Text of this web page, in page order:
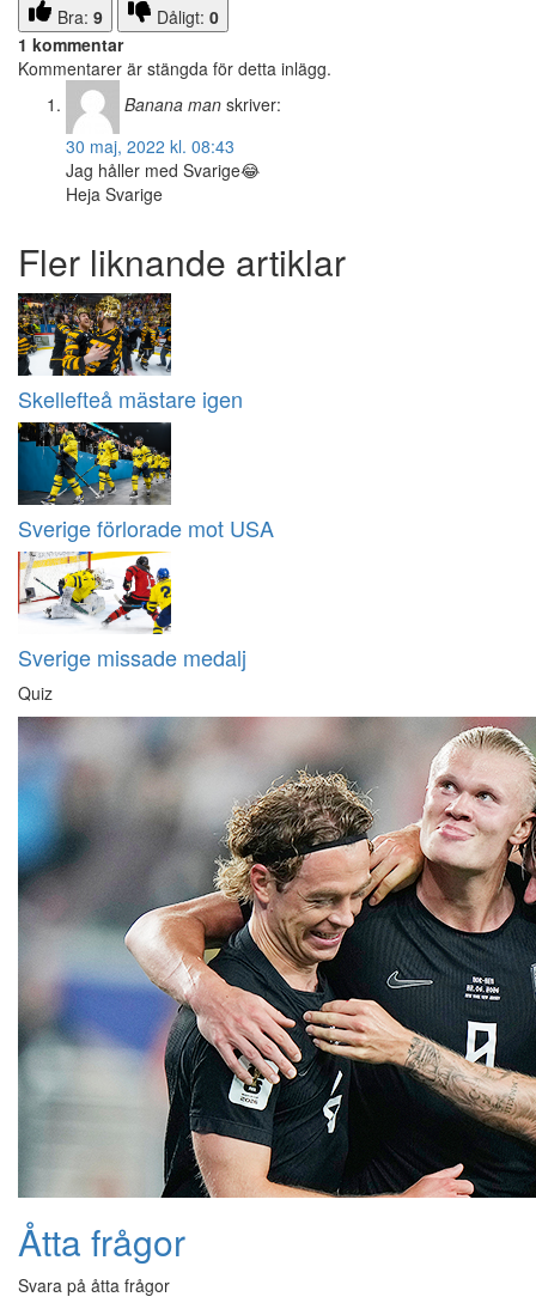
Bra: 9 Dåligt: 0
1 kommentar
Kommentarer är stängda för detta inlägg.
Banana man skriver:
30 maj, 2022 kl. 08:43
Jag håller med Svarige😂
Heja Svarige
Fler liknande artiklar
Skellefteå mästare igen
Sverige förlorade mot USA
Sverige missade medalj
Quiz
Åtta frågor
Svara på åtta frågor